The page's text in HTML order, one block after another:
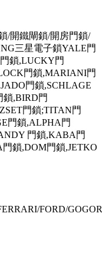
/開鐵閘鎖/開房門鎖/
三星電子鎖YALE門
鎖,LUCKY門
門鎖,MARIANI門
門鎖,SCHLAGE
鎖,BIRD門
門鎖;TITAN門
門鎖,ALPHA門
門鎖,KABA門
門鎖,DOM門鎖,JETKO
FORD/